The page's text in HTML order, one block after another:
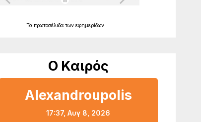
Τα πρωτοσέλιδα των εφημερίδων
Ο Καιρός
Alexandroupolis
17:37,Αυγ 8, 2026